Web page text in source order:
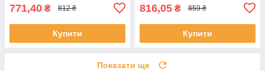
771,40 ₴ 812 ₴
Купити
816,05 ₴ 859 ₴
Купити
Показати ще